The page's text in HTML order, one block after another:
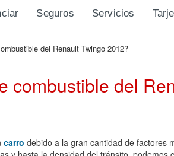
Seguros Servicios
del Renault Twingo 2012?
combustible del
carro debido a la gran cantidad de factores